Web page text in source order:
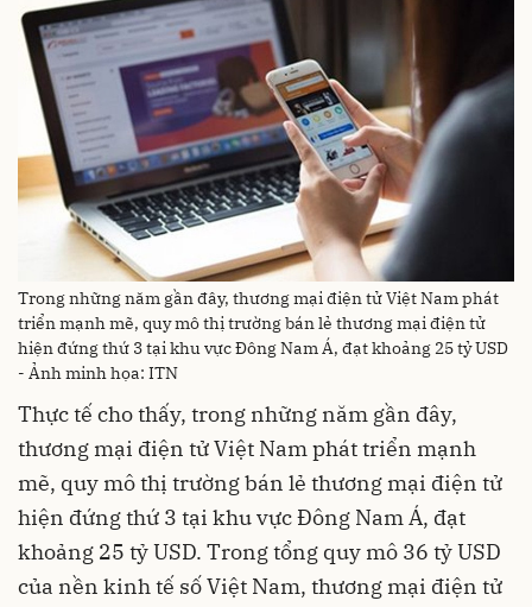
Trong những năm gần đây, thương mại điện tử Việt Nam phát
triển mạnh mẽ, quy mô thị trường bán lẻ thương mại điện tử
hiện đứng thứ 3 tại khu vực Đông Nam Á, đạt khoảng 25 tỷ USD
- Ảnh minh họa: ITN
Thực tế cho thấy, trong những năm gần đây,
thương mại điện tử Việt Nam phát triển mạnh
mẽ, quy mô thị trường bán lẻ thương mại điện tử
hiện đứng thứ 3 tại khu vực Đông Nam Á, đạt
khoảng 25 tỷ USD. Trong tổng quy mô 36 tỷ USD
của nền kinh tế số Việt Nam, thương mại điện tử